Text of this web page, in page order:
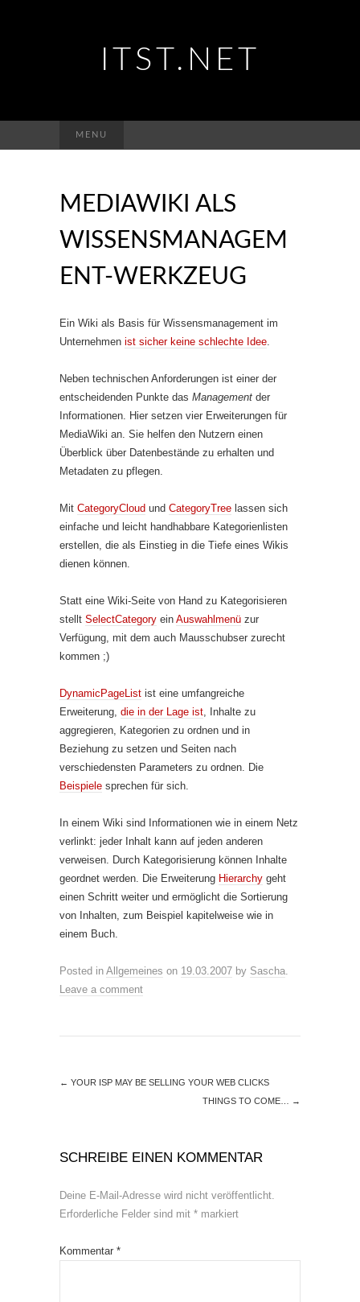
ITST.NET
MENU
nach:
MEDIAWIKI ALS
WISSENSMANAGEM
ENT-WERKZEUG
Ein Wiki als Basis für Wissensmanagement im
Unternehmen ist sicher keine schlechte Idee.
Neben technischen Anforderungen ist einer der
entscheidenden Punkte das Management der
Informationen. Hier setzen vier Erweiterungen für
MediaWiki an. Sie helfen den Nutzern einen
Überblick über Datenbestände zu erhalten und
Metadaten zu pflegen.
Mit CategoryCloud und CategoryTree lassen sich
einfache und leicht handhabbare Kategorienlisten
erstellen, die als Einstieg in die Tiefe eines Wikis
dienen können.
Statt eine Wiki-Seite von Hand zu Kategorisieren
stellt SelectCategory ein Auswahlmenü zur
Verfügung, mit dem auch Mausschubser zurecht
kommen ;)
DynamicPageList ist eine umfangreiche
Erweiterung, die in der Lage ist, Inhalte zu
aggregieren, Kategorien zu ordnen und in
Beziehung zu setzen und Seiten nach
verschiedensten Parameters zu ordnen. Die
Beispiele sprechen für sich.
In einem Wiki sind Informationen wie in einem Netz
verlinkt: jeder Inhalt kann auf jeden anderen
verweisen. Durch Kategorisierung können Inhalte
geordnet werden. Die Erweiterung Hierarchy geht
einen Schritt weiter und ermöglicht die Sortierung
von Inhalten, zum Beispiel kapitelweise wie in
einem Buch.
Posted in Allgemeines on 19.03.2007 by Sascha.
Leave a comment
← YOUR ISP MAY BE SELLING YOUR WEB CLICKS
THINGS TO COME…
→
SCHREIBE EINEN KOMMENTAR
Deine E-Mail-Adresse wird nicht veröffentlicht.
Erforderliche Felder sind mit * markiert
Kommentar *